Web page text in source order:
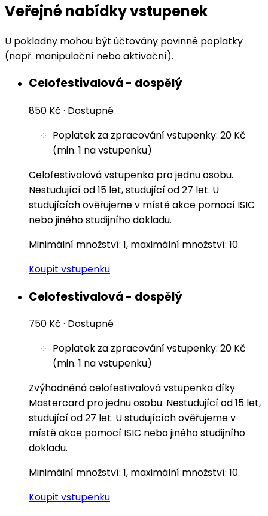
Veřejné nabídky vstupenek
U pokladny mohou být účtovány povinné poplatky
(např. manipulační nebo aktivační).
Celofestivalová - dospělý
850 Kč · Dostupné
Poplatek za zpracování vstupenky: 20 Kč
(min. 1 na vstupenku)
Celofestivalová vstupenka pro jednu osobu.
Nestudující od 15 let, studující od 27 let. U
studujících ověřujeme v místě akce pomocí ISIC
nebo jiného studijního dokladu.
Minimální množství: 1, maximální množství: 10.
Koupit vstupenku
Celofestivalová - dospělý
750 Kč · Dostupné
Poplatek za zpracování vstupenky: 20 Kč
(min. 1 na vstupenku)
Zvýhodněná celofestivalová vstupenka díky
Mastercard pro jednu osobu. Nestudující od 15 let,
studující od 27 let. U studujících ověřujeme v
místě akce pomocí ISIC nebo jiného studijního
dokladu.
Minimální množství: 1, maximální množství: 10.
Koupit vstupenku